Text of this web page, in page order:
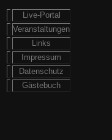
Live-Portal
Veranstaltungen
Links
Impressum
Datenschutz
Gästebuch